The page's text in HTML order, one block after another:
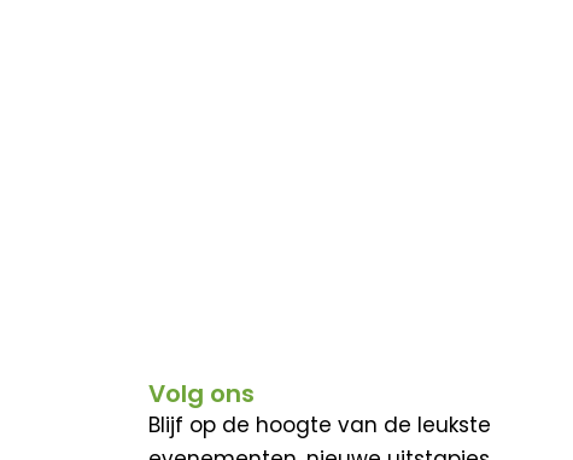
Volg ons
Blijf op de hoogte van de leukste